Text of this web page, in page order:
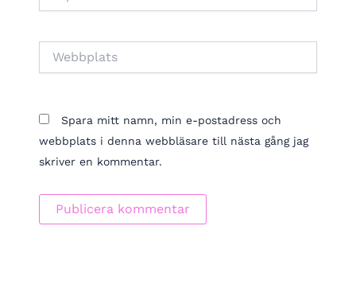
Spara mitt namn, min e-postadress och
webbplats i denna webbläsare till nästa gång jag
skriver en kommentar.